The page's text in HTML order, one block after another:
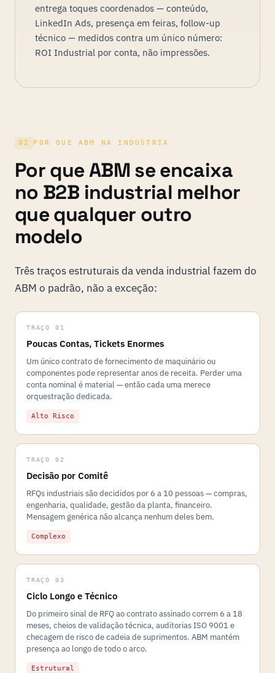
entrega toques coordenados — conteúdo,
LinkedIn Ads, presença em feiras, follow-up
técnico — medidos contra um único número:
ROI Industrial por conta, não impressões.
02 POR QUE ABM NA INDÚSTRIA
Por que ABM se encaixa
no B2B industrial melhor
que qualquer outro
modelo
Três traços estruturais da venda industrial fazem do
ABM o padrão, não a exceção:
TRAÇO 01
Poucas Contas, Tickets Enormes
Um único contrato de fornecimento de maquinário ou
componentes pode representar anos de receita. Perder uma
conta nominal é material — então cada uma merece
orquestração dedicada.
Alto Risco
TRAÇO 02
Decisão por Comitê
RFQs industriais são decididos por 6 a 10 pessoas — compras,
engenharia, qualidade, gestão da planta, financeiro.
Mensagem genérica não alcança nenhum deles bem.
Complexo
TRAÇO 03
Ciclo Longo e Técnico
Do primeiro sinal de RFQ ao contrato assinado correm 6 a 18
meses, cheios de validação técnica, auditorias ISO 9001 e
checagem de risco de cadeia de suprimentos. ABM mantém
presença ao longo de todo o arco.
Estrutural